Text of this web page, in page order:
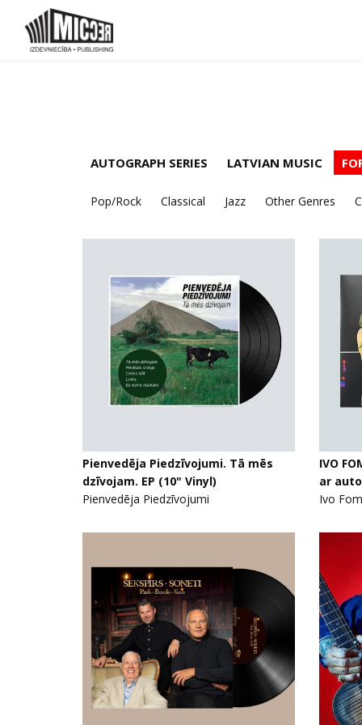
AUTOGRAPH SERIES LATVIAN MUSIC
Pop/Rock Classical Jazz Other Genres
Pienvedēja Piedzīvojumi. Tā mēs
dzīvojam. EP (10" Vinyl)
Pienvedēja Piedzīvojumi
IVO
ar
Ivo